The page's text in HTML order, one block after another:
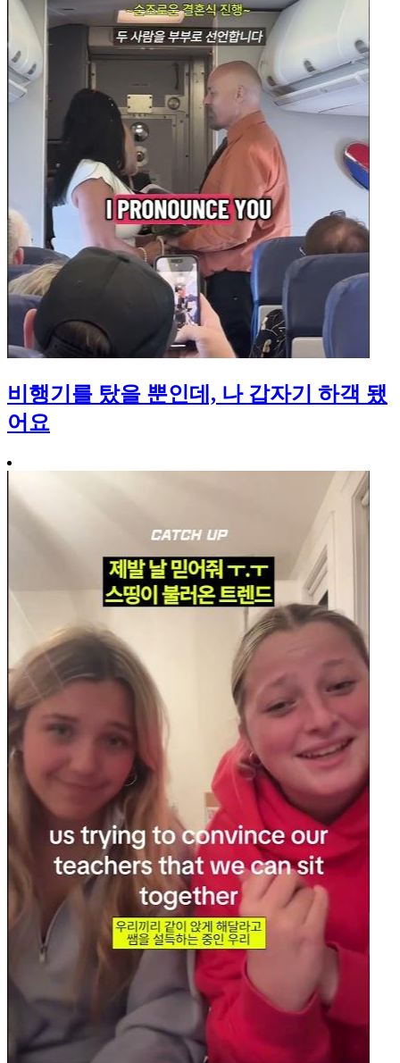
비행기를 탔을 뿐인데, 나 갑자기 하객 됐
어요